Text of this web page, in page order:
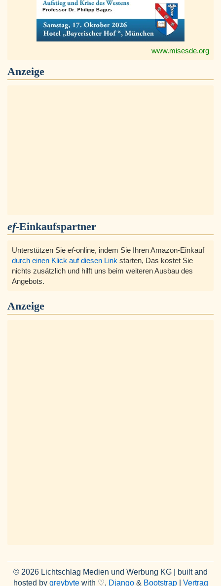
www.misesde.org
Anzeige
ef-Einkaufspartner
Unterstützen Sie ef-online, indem Sie Ihren Amazon-Einkauf
durch einen Klick auf diesen Link starten, Das kostet Sie
nichts zusätzlich und hilft uns beim weiteren Ausbau des
Angebots.
Anzeige
© 2026 Lichtschlag Medien und Werbung KG | built and
hosted by greybytewith ♡, Django& Bootstrap| Vertrag